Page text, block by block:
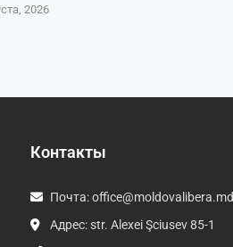
2026
Контакты
Почта:office@moldovalibera.md
Адрес: str. Alexei Şciusev 85-1